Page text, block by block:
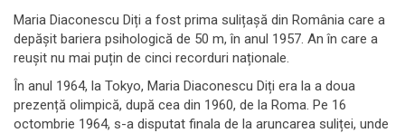
Maria Diaconescu Diți a fost prima sulițașă din România care a
depășit bariera psihologică de 50 m, în anul 1957. An în care a
reușit nu mai puțin de cinci recorduri naționale.
În anul 1964, la Tokyo, Maria Diaconescu Diți era la a doua
prezență olimpică, după cea din 1960, de la Roma. Pe 16
octombrie 1964, s-a disputat finala de la aruncarea suliței, unde